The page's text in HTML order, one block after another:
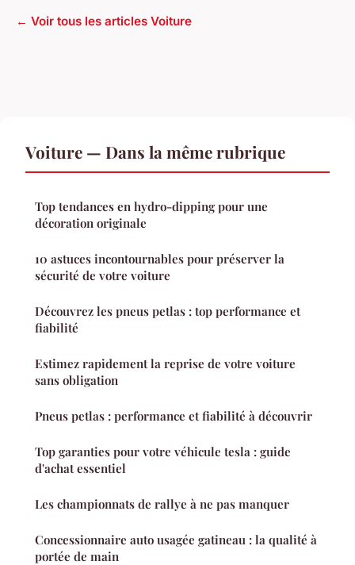
← Voir tous les articles Voiture
Voiture — Dans la même rubrique
Top tendances en hydro-dipping pour une
décoration originale
10 astuces incontournables pour préserver la
sécurité de votre voiture
Découvrez les pneus petlas : top performance et
fiabilité
Estimez rapidement la reprise de votre voiture
sans obligation
Pneus petlas : performance et fiabilité à découvrir
Top garanties pour votre véhicule tesla : guide
d'achat essentiel
Les championnats de rallye à ne pas manquer
Concessionnaire auto usagée gatineau : la qualité à
portée de main